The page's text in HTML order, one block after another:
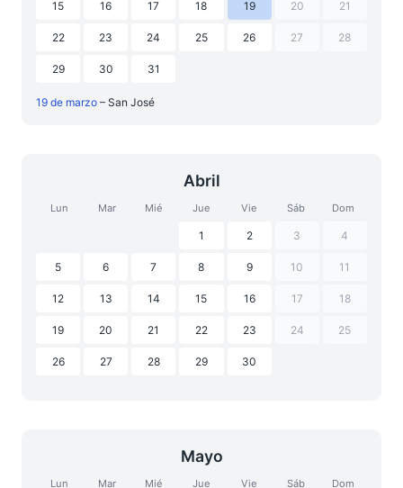
15 16 17 18 19 20 21
22 23 24 25 26 27 28
29 30 31
19 de marzo – San José
Abril
Lun Mar Mié Jue Vie Sáb Dom
1 2 3 4
5 6 7 8 9 10 11
12 13 14 15 16 17 18
19 20 21 22 23 24 25
26 27 28 29 30
Mayo
Lun Mar Mié Jue Vie Sáb Dom